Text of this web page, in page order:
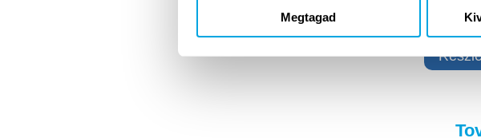
Megtagad
Minden nap más szabadidős